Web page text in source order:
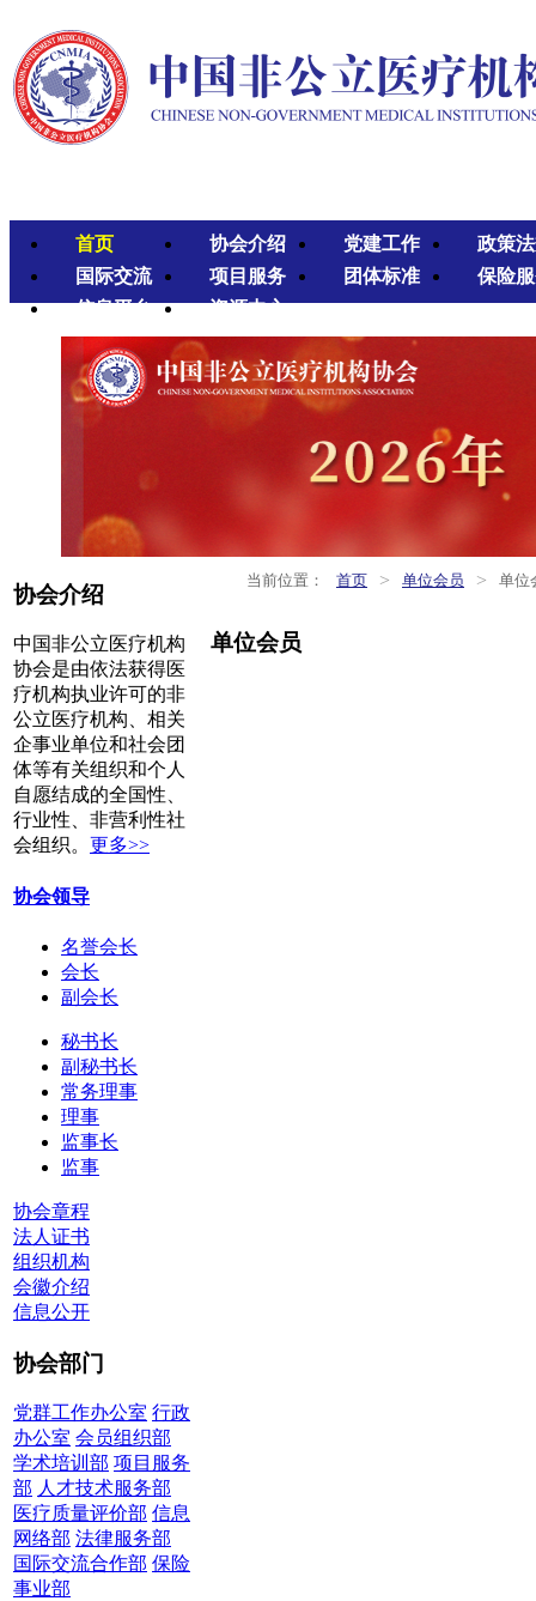
首页 协会介绍 党建工作
政策
国际交流
项目服务 团体标准
保险
信息平台
资源中心
协会介绍
中国非公立医疗机构
协会是由依法获得医
疗机构执业许可的非
公立医疗机构、相关
企事业单位和社会团
体等有关组织和个人
自愿结成的全国性、
行业性、非营利性社
会组织。 更多>>
协会领导
名誉会长
会长
副会长
秘书长
副秘书长
常务理事
理事
监事长
监事
协会章程
法人证书
组织机构
会徽介绍
信息公开
协会部门
党群工作办公室 行政
办公室 会员组织部
学术培训部 项目服务
部 人才技术服务部
医疗质量评价部 信息
网络部 法律服务部
国际交流合作部 保险
事业部
当前位置： 首页 > 单位会员 > 单位
单位会员